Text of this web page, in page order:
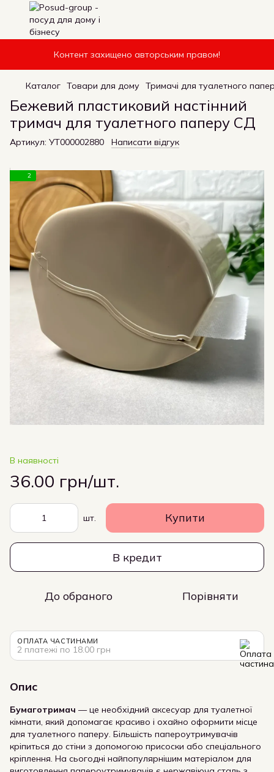
Контент захищено авторським правом!
Каталог Товари для дому Тримачі для туалетного
Бежевий пластиковий настінний
тримач для туалетного паперу СД
Артикул: УТ000002880 Написати відгук
2
В наявності
36.00 грн/шт.
шт. Купити
В кредит
До обраного Порівняти
ОПЛАТА ЧАСТИНАМИ
2 платежі по 18.00 грн
Опис
Бумаготримач — це необхідний аксесуар для туалетної
кімнати, який допомагає красиво і охайно оформити місце
для туалетного паперу. Більшість папероутримувачів
кріпиться до стіни з допомогою присоски або спеціального
кріплення. На сьогодні найпопулярнішим матеріалом для